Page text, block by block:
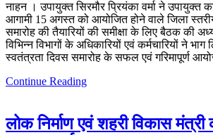
नाहन । उपायुक्त सिरमौर प्रियंका वर्मा ने उपायुक्त
आगामी 15 अगस्त को आयोजित होने वाले जिला
समारोह की तैयारियों की समीक्षा के लिए बैठक की
विभिन्न विभागों के अधिकारियों एवं कर्मचारियों ने
स्वतंत्रता दिवस समारोह के सफल एवं गरिमापूर्ण
Continue Reading
लोक निर्माण एवं शहरी विकास मंत्री